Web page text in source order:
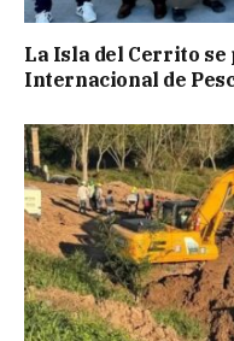
La Isla del Cerrito se
Internacional de